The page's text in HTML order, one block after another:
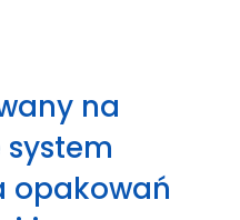
na
system
opakowań